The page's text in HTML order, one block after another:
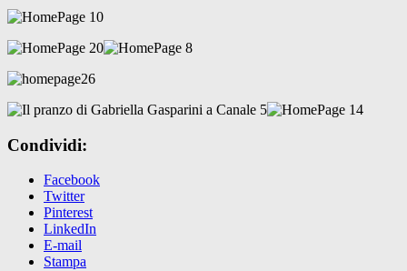
Condividi:
Facebook
Twitter
Pinterest
LinkedIn
E-mail
Stampa